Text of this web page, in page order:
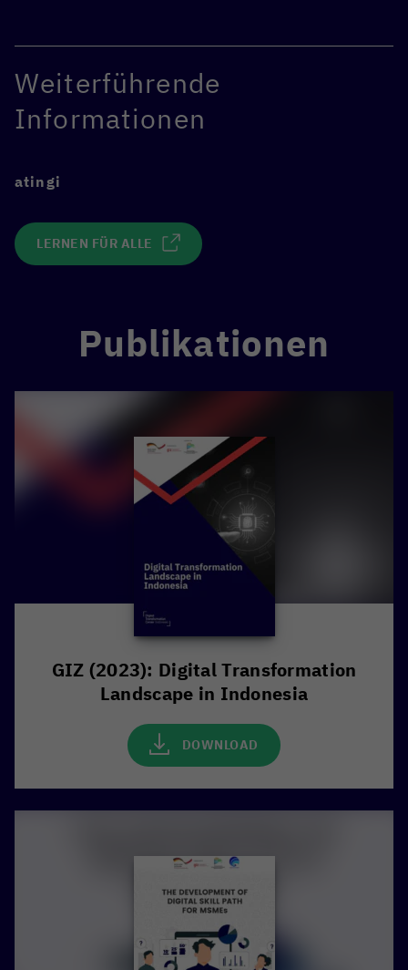
Weiterführende
Informationen
atingi
LERNEN FÜR ALLE
Publikationen
GIZ (2023): Digital Transformation
Landscape in Indonesia
DOWNLOAD